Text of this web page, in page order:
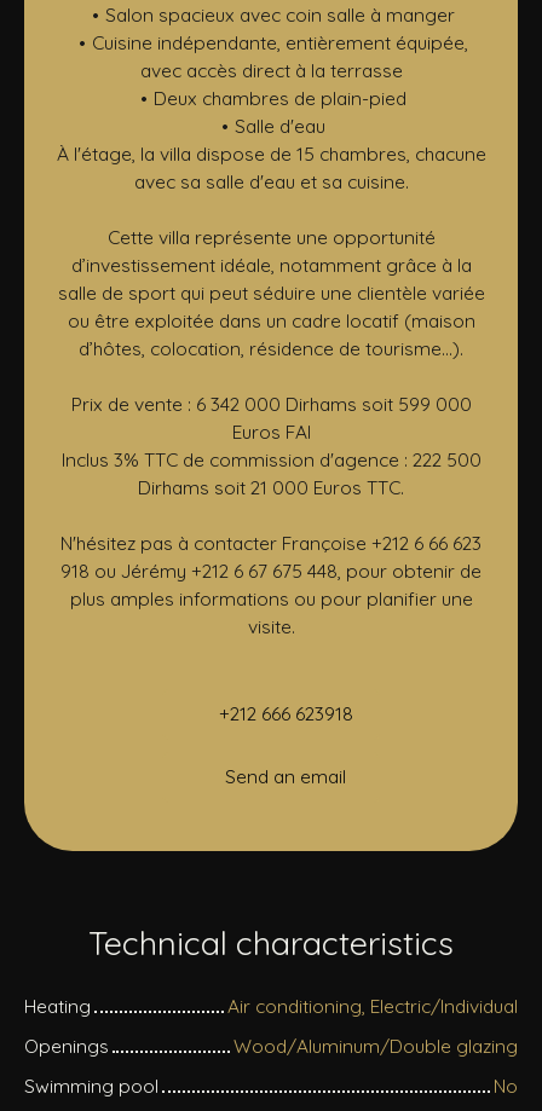
Salon spacieux avec coin salle à manger
Cuisine indépendante, entièrement équipée,
avec accès direct à la terrasse
Deux chambres de plain-pied
Salle d'eau
À l'étage, la villa dispose de 15 chambres, chacune
avec sa salle d'eau et sa cuisine.
Cette villa représente une opportunité
d’investissement idéale, notamment grâce à la
salle de sport qui peut séduire une clientèle variée
ou être exploitée dans un cadre locatif (maison
d’hôtes, colocation, résidence de tourisme...).
Prix de vente : 6 342 000 Dirhams soit 599 000
Euros FAI
Inclus 3% TTC de commission d'agence : 222 500
Dirhams soit 21 000 Euros TTC.
N'hésitez pas à contacter Françoise +212 6 66 623
918 ou Jérémy +212 6 67 675 448, pour obtenir de
plus amples informations ou pour planifier une
visite.
+212 666 623918
Send an email
Technical characteristics
Heating
Air conditioning, Electric/Individual
Openings
Wood/Aluminum/Double glazing
Swimming pool
No